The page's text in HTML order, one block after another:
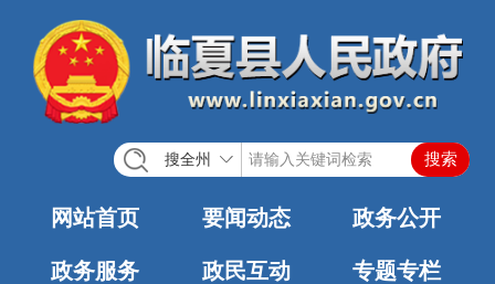
搜全州
网站首页 要闻动态 政务公开
政务服务 政民互动 专题专栏